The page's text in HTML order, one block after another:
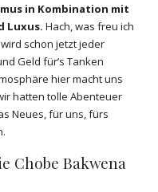
in Kombination mit
Luxus. Hach, was freu ich
schon jetzt jeder
Geld für’s Tanken
hier macht uns
hatten tolle Abenteuer
Neues, für uns, fürs
Chobe Bakwena